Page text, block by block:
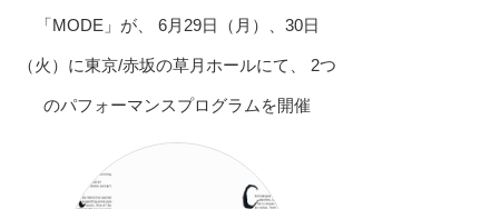
「MODE」が、 6月29日（月）、30日
（火）に東京/赤坂の草月ホールにて、 2つ
のパフォーマンスプログラムを開催